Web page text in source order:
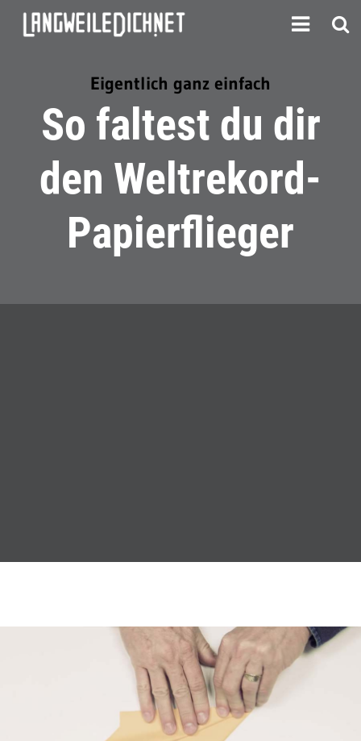
Eigentlich ganz einfach
So faltest du dir
den Weltrekord-
Papierflieger